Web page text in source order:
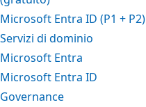
Microsoft Entra ID (P1 + P2)
Servizi di dominio
Microsoft Entra
Microsoft Entra ID
Governance